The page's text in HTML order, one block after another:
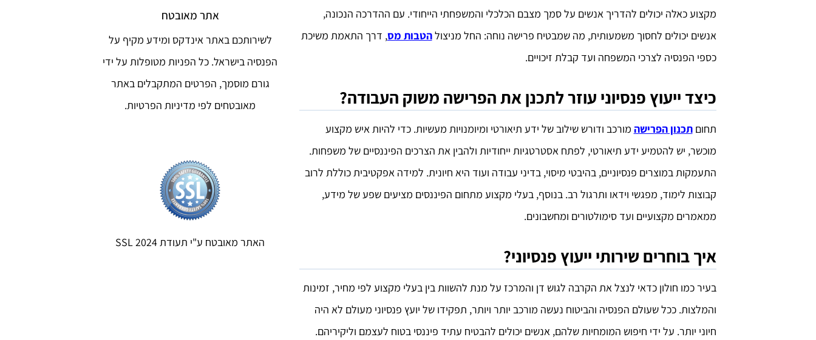
מקצוע כאלה יכולים להדריך אנשים על סמך מצבם הכלכלי והמשפחתי הייחודי. עם ההדרכה הנכונה,
אנשים יכולים לחסוך משמעותית, מה שמבטיח פרישה נוחה: החל מניצולהטבות מס, דרך התאמת משיכת
כספי הפנסיה לצרכי המשפחה ועד קבלת זיכויים.
כיצד ייעוץ פנסיוני עוזר לתכנן את הפרישה משוק העבודה?
תחוםתכנון הפרישה מורכב ודורש שילוב של ידע תיאורטי ומיומנויות מעשיות. כדי להיות איש מקצוע
מוכשר, יש להטמיע ידע תיאורטי, לפתח אסטרטגיות ייחודיות ולהבין את הצרכים הפיננסיים של משפחות.
התעמקות במוצרים פנסיוניים, בהיבטי מיסוי, בדיני עבודה ועוד היא חיונית. למידה אפקטיבית כוללת לרוב
קבוצות לימוד, מפגשי וידאו ותרגול רב. בנוסף, בעלי מקצוע מתחום הפיננסים מציעים שפע של מידע,
ממאמרים מקצועיים ועד סימולטורים ומחשבונים.
איך בוחרים שירותי ייעוץ פנסיוני?
בעיר כמו חולון כדאי לנצל את הקרבה לגוש דן והמרכז על מנת להשוות בין בעלי מקצוע לפי מחיר, זמינות
והמלצות. ככל שעולם הפנסיה והביטוח נעשה מורכב יותר ויותר, תפקידו של יועץ פנסיוני מעולם לא היה
חיוני יותר. על ידי חיפוש המומחיות שלהם, אנשים יכולים להבטיח עתיד פיננסי בטוח לעצמם וליקיריהם.
אתר מאובטח
לשירותכם באתר אינדקס ומידע מקיף על
הפנסיה בישראל. כל הפניות מטופלות על ידי
גורם מוסמך, הפרטים המתקבלים באתר
מאובטחים לפי מדיניות הפרטיות.
האתר מאובטח ע"י תעודת SSL 2024